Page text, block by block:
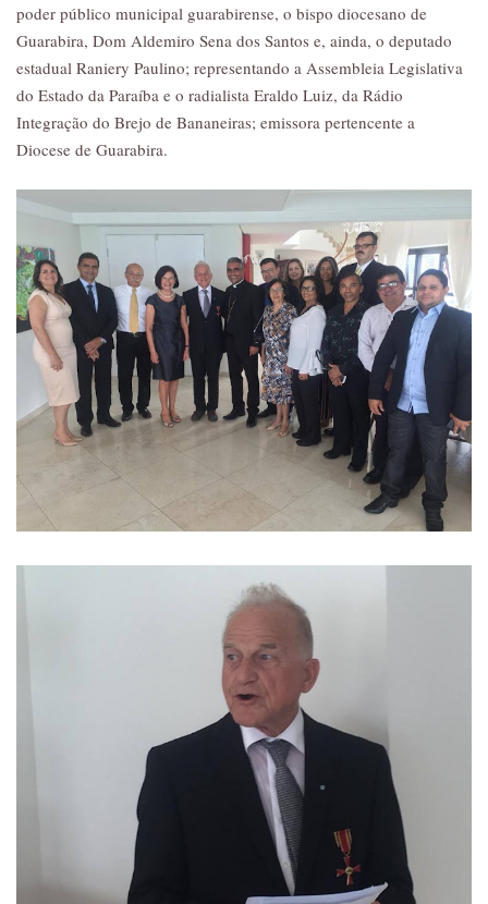
poder público municipal guarabirense, o bispo diocesano de
Guarabira, Dom Aldemiro Sena dos Santos e, ainda, o deputado
estadual Raniery Paulino; representando a Assembleia Legislativa
do Estado da Paraíba e o radialista Eraldo Luiz, da Rádio
Integração do Brejo de Bananeiras; emissora pertencente a
Diocese de Guarabira.